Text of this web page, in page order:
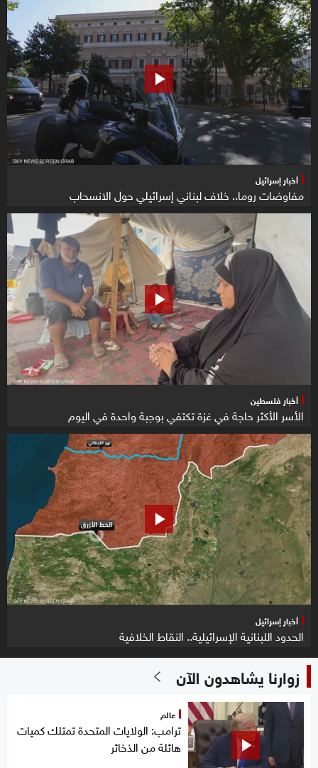
أخبار إسرائيل
مفاوضات روما.. خلاف لبناني إسرائيلي حول الانسحاب
أخبار فلسطين
الأسر الأكثر حاجة في غزة تكتفي بوجبة واحدة في اليوم
أخبار إسرائيل
الحدود اللبنانية الإسرائيلية.. النقاط الخلافية
زوارنا يشاهدون الآن
عالم
ترامب: الولايات المتحدة تمتلك كميات
هائلة من الذخائر